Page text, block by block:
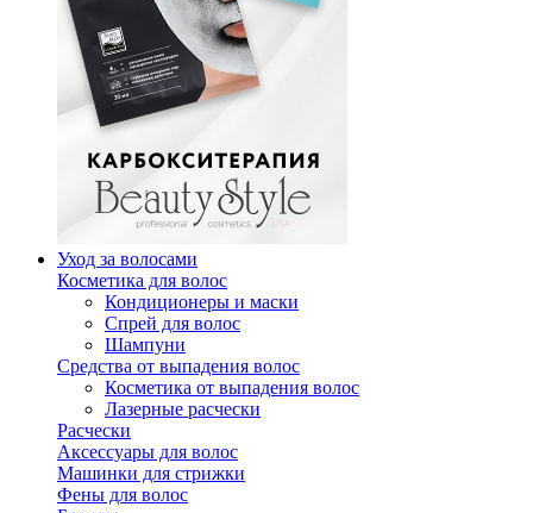
Уход за волосами
Косметика для волос
Кондиционеры и маски
Спрей для волос
Шампуни
Средства от выпадения волос
Косметика от выпадения волос
Лазерные расчески
Расчески
Аксессуары для волос
Машинки для стрижки
Фены для волос